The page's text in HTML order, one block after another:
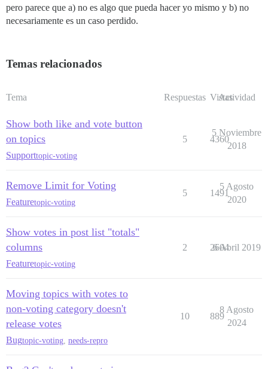
pero parece que a) no es algo que pueda hacer yo mismo y b) no
necesariamente es un caso perdido.
Temas relacionados
Tema Respuestas Vistas
Actividad
Show both like and vote button
on topics
Supporttopic-voting
5 4360
5 Noviembre
2018
Remove Limit for Voting
Featuretopic-voting
5 1491
5 Agosto
2020
Show votes in post list "totals"
columns
Featuretopic-voting
2 2604
6 Abril 2019
Moving topics with votes to
non-voting category doesn't
release votes
Bugtopic-voting needs-repro
10 889
8 Agosto
2024